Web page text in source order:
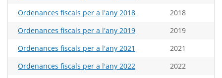
Ordenances fiscals per a l'any 2018
2018
Ordenances fiscals per a l'any 2019
2019
Ordenances fiscals per a l'any 2021
2021
Ordenances fiscals per a l'any 2022
2022